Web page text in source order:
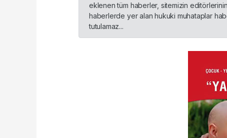
eklenen tüm haberler, sitemizin
haberlerde yer alan hukuki muhataplar
tutulamaz...